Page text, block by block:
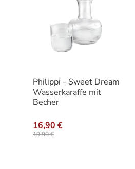
Philippi - Sweet Dream
Wasserkaraffe mit
Becher
16,90 €
19,90 €